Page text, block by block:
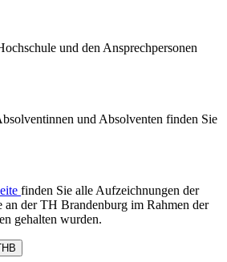
und den Ansprechpersonen
und Absolventen finden Sie
finden Sie alle Aufzeichnungen der
an der TH Brandenburg im Rahmen der
gehalten wurden.